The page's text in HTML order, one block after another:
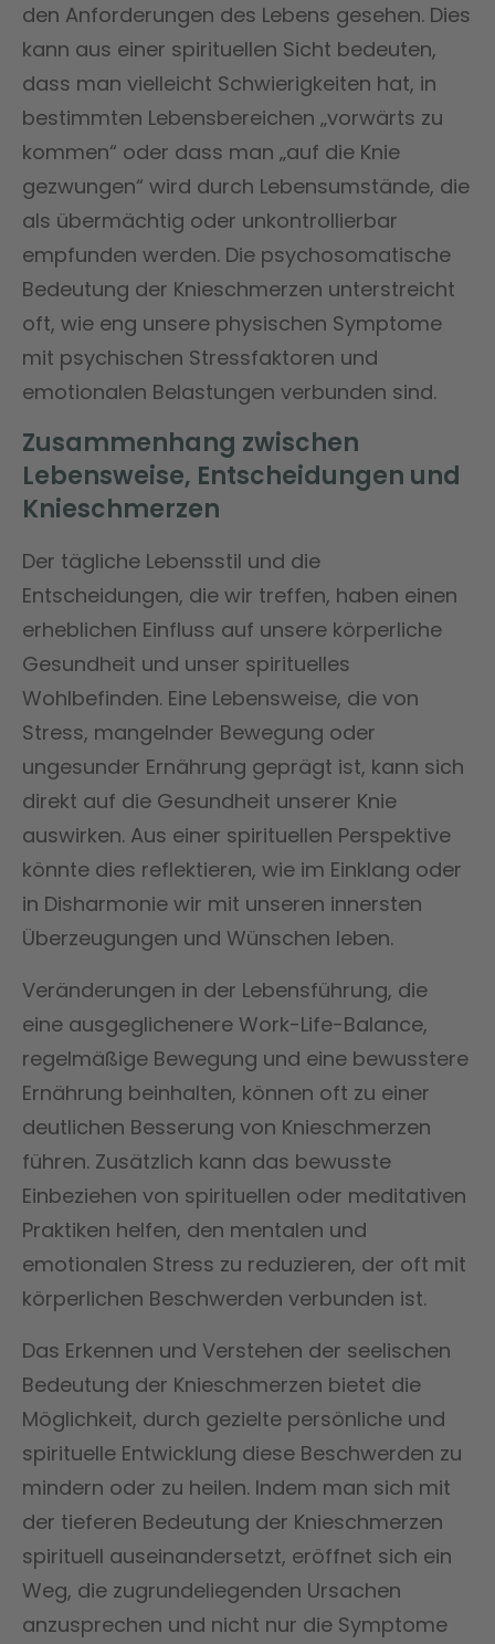
den Anforderungen des Lebens gesehen. Dies
kann aus einer spirituellen Sicht bedeuten,
dass man vielleicht Schwierigkeiten hat, in
bestimmten Lebensbereichen „vorwärts zu
kommen“ oder dass man „auf die Knie
gezwungen“ wird durch Lebensumstände, die
als übermächtig oder unkontrollierbar
empfunden werden. Die psychosomatische
Bedeutung der Knieschmerzen unterstreicht
oft, wie eng unsere physischen Symptome
mit psychischen Stressfaktoren und
emotionalen Belastungen verbunden sind.
Zusammenhang zwischen
Lebensweise, Entscheidungen und
Knieschmerzen
Der tägliche Lebensstil und die
Entscheidungen, die wir treffen, haben einen
erheblichen Einfluss auf unsere körperliche
Gesundheit und unser spirituelles
Wohlbefinden. Eine Lebensweise, die von
Stress, mangelnder Bewegung oder
ungesunder Ernährung geprägt ist, kann sich
direkt auf die Gesundheit unserer Knie
auswirken. Aus einer spirituellen Perspektive
könnte dies reflektieren, wie im Einklang oder
in Disharmonie wir mit unseren innersten
Überzeugungen und Wünschen leben.
Veränderungen in der Lebensführung, die
eine ausgeglichenere Work-Life-Balance,
regelmäßige Bewegung und eine bewusstere
Ernährung beinhalten, können oft zu einer
deutlichen Besserung von Knieschmerzen
führen. Zusätzlich kann das bewusste
Einbeziehen von spirituellen oder meditativen
Praktiken helfen, den mentalen und
emotionalen Stress zu reduzieren, der oft mit
körperlichen Beschwerden verbunden ist.
Das Erkennen und Verstehen der seelischen
Bedeutung der Knieschmerzen bietet die
Möglichkeit, durch gezielte persönliche und
spirituelle Entwicklung diese Beschwerden zu
mindern oder zu heilen. Indem man sich mit
der tieferen Bedeutung der Knieschmerzen
spirituell auseinandersetzt, eröffnet sich ein
Weg, die zugrundeliegenden Ursachen
anzusprechen und nicht nur die Symptome